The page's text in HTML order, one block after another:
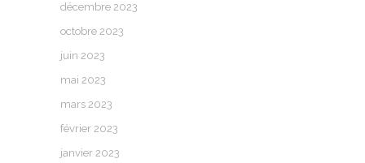
décembre 2023
octobre 2023
juin 2023
mai 2023
mars 2023
février 2023
janvier 2023